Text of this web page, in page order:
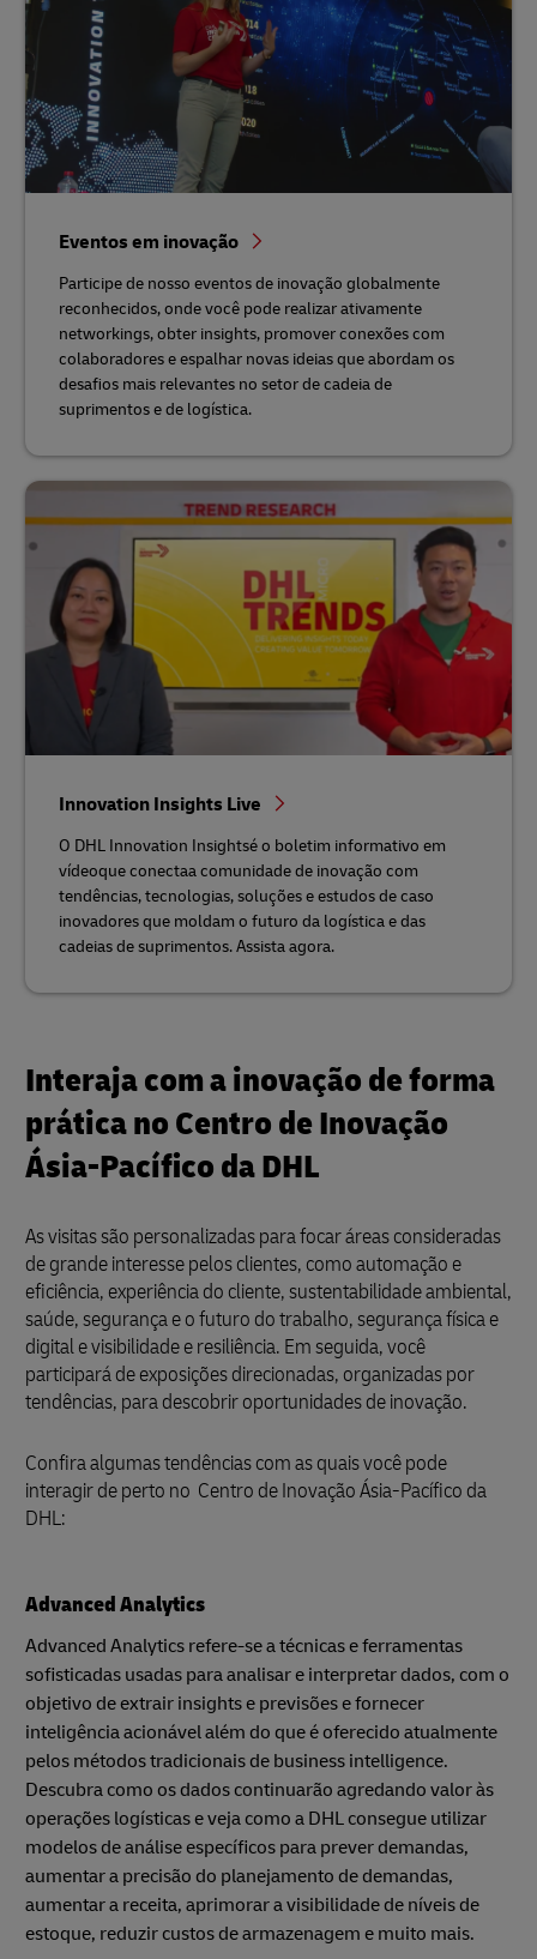
Eventos em inovação
Participe de nosso eventos de inovação globalmente
reconhecidos, onde você pode realizar ativamente
networkings, obter insights, promover conexões com
colaboradores e espalhar novas ideias que abordam os
desafios mais relevantes no setor de cadeia de
suprimentos e de logística.
Innovation Insights Live
O DHL Innovation Insightsé o boletim informativo em
vídeoque conectaa comunidade de inovação com
tendências, tecnologias, soluções e estudos de caso
inovadores que moldam o futuro da logística e das
cadeias de suprimentos. Assista agora.
Interaja com a inovação de forma
prática no Centro de Inovação
Ásia-Pacífico da DHL
As visitas são personalizadas para focar áreas consideradas
de grande interesse pelos clientes, como automação e
eficiência, experiência do cliente, sustentabilidade ambiental,
saúde, segurança e o futuro do trabalho, segurança física e
digital e visibilidade e resiliência. Em seguida, você
participará de exposições direcionadas, organizadas por
tendências, para descobrir oportunidades de inovação.
Confira algumas tendências com as quais você pode
interagir de perto no Centro de Inovação Ásia-Pacífico da
DHL:
Advanced Analytics
Advanced Analytics refere-se a técnicas e ferramentas
sofisticadas usadas para analisar e interpretar dados, com o
objetivo de extrair insights e previsões e fornecer
inteligência acionável além do que é oferecido atualmente
pelos métodos tradicionais de business intelligence.
Descubra como os dados continuarão agredando valor às
operações logísticas e veja como a DHL consegue utilizar
modelos de análise específicos para prever demandas,
aumentar a precisão do planejamento de demandas,
aumentar a receita, aprimorar a visibilidade de níveis de
estoque, reduzir custos de armazenagem e muito mais.